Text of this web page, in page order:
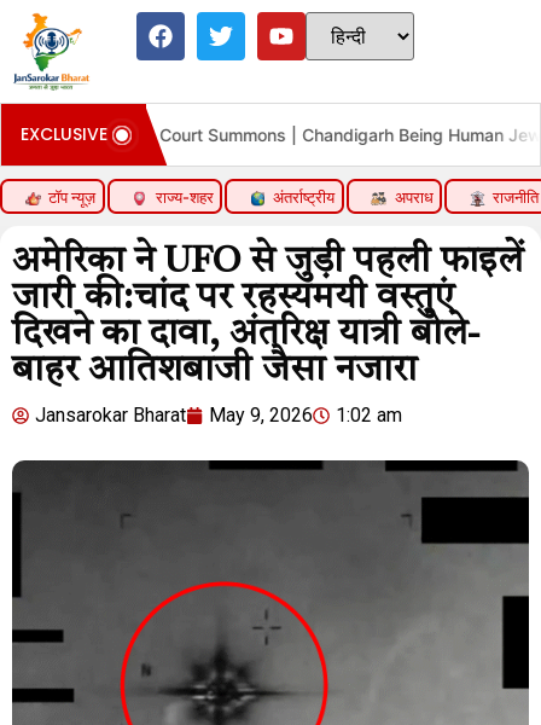
EXCLUSIVE
Khan Court Summons | Chandigarh Being Human Jewellery Fraud
टॉप न्यूज़ राज्य-शहर अंतर्राष्ट्रीय अपराध राजनीति
अमेरिका ने UFO से जुड़ी पहली फाइलें
जारी की:चांद पर रहस्यमयी वस्तुएं
दिखने का दावा, अंतरिक्ष यात्री बोले-
बाहर आतिशबाजी जैसा नजारा
Jansarokar Bharat May 9, 2026 1:02 am